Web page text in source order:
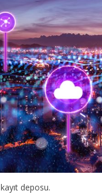
deposu.